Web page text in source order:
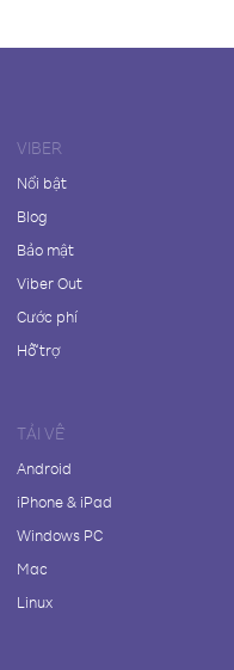
VIBER
Nổi bật
Blog
Bảo mật
Viber Out
Cước phí
Hỗ trợ
TẢI VỀ
Android
iPhone & iPad
Windows PC
Mac
Linux